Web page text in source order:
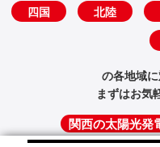
四国 北陸
の各地域に
まずはお気
関西の太陽光発